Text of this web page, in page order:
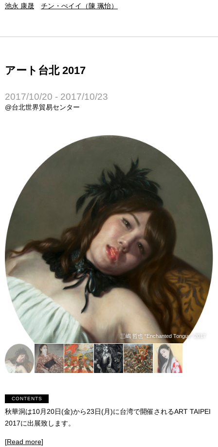
池永 康晟 チン・ぺイイ（陳 珮怡）
アート台北 2017
2017/10/20 - 2017/10/23
@台北世界貿易センター
三嶋 哲也 “Enchanted Tongue” 2017
CONTENTS
秋華洞は10月20日(金)から23日(月)に台湾で開催されるART TAIPEI
2017に出展致します。
[Read more]